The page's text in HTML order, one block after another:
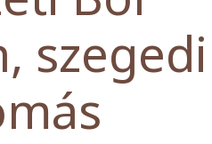
szegedi